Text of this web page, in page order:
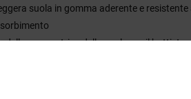
suola in gomma aderente e resistente
parametrico della suola per il
45.88% Pelle, 32.94% Sintetico,